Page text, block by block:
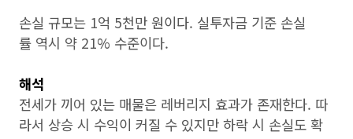
손실 규모는 1억 5천만 원이다. 실투자금 기준 손실
률 역시 약 21% 수준이다.
해석
전세가 끼어 있는 매물은 레버리지 효과가 존재한다. 따
라서 상승 시 수익이 커질 수 있지만 하락 시 손실도 확